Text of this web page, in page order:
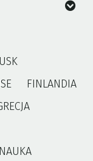
FINLANDIA
NAUKA